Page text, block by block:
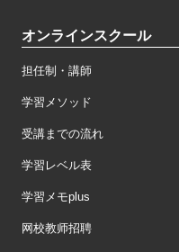
オンラインスクール
担任制・講師
学習メソッド
受講までの流れ
学習レベル表
学習メモplus
网校教师招聘